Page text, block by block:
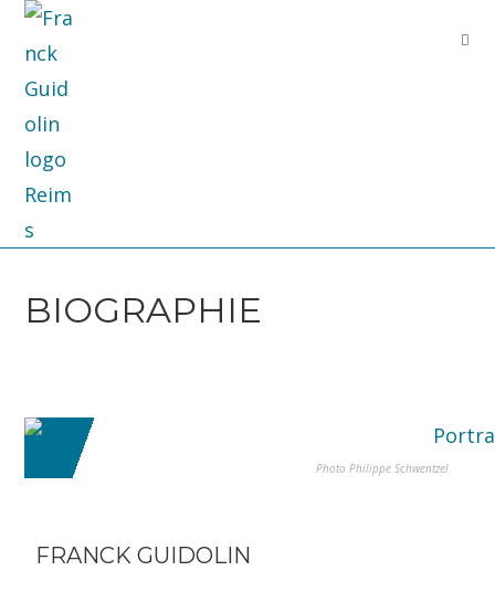
BIOGRAPHIE
Photo Philippe Schwentzel
FRANCK GUIDOLIN